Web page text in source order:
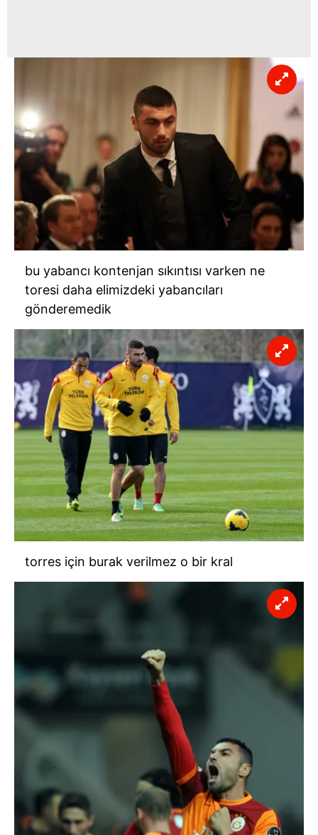
bu yabancı kontenjan sıkıntısı varken ne
toresi daha elimizdeki yabancıları
gönderemedik
torres için burak verilmez o bir kral